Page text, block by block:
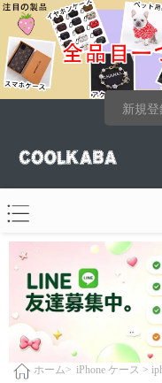
新規登
ホーム> iPhone ケース >